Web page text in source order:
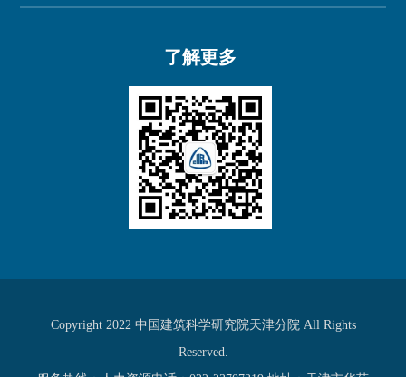
了解更多
Copyright 2022 中国建筑科学研究院天津分院 All Rights
Reserved.